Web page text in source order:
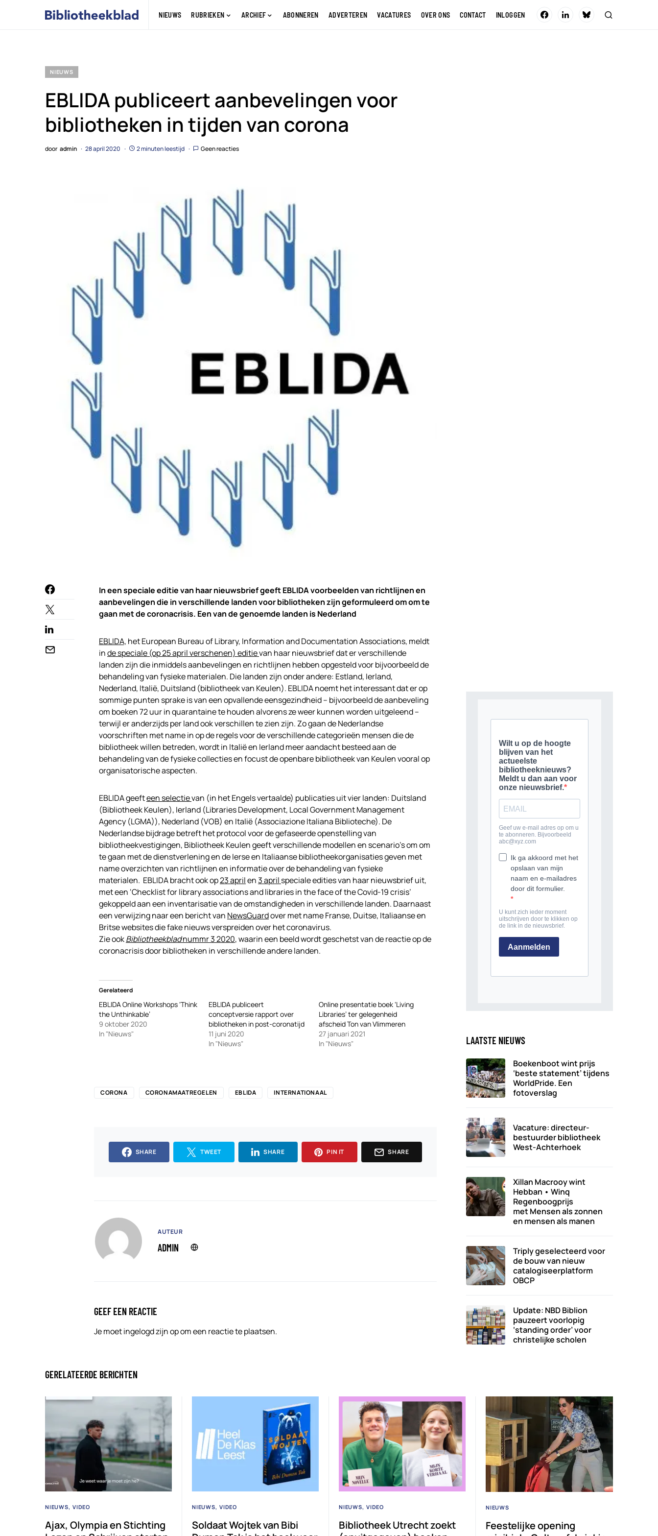
NIEUWS RUBRIEKEN ARCHIEF ABONNEREN ADVERTEREN VACATURES OVER ONS CONTACT INLOGGEN
NIEUWS
EBLIDA publiceert aanbevelingen voor
bibliotheken in tijden van corona
door admin 28 april 2020 2 minuten leestijd Geen reacties
In een speciale editie van haar nieuwsbrief geeft EBLIDA voorbeelden van richtlijnen en
aanbevelingen die in verschillende landen voor bibliotheken zijn geformuleerd om om te
gaan met de coronacrisis. Een van de genoemde landen is Nederland
EBLIDA, het European Bureau of Library, Information and Documentation Associations, meldt
inde speciale (op 25 april verschenen) editievan haar nieuwsbrief dat er verschillende
landen zijn die inmiddels aanbevelingen en richtlijnen hebben opgesteld voor bijvoorbeeld de
behandeling van fysieke materialen. Die landen zijn onder andere: Estland, Ierland,
Nederland, Italië, Duitsland (bibliotheek van Keulen). EBLIDA noemt het interessant dat er op
sommige punten sprake is van een opvallende eensgezindheid – bijvoorbeeld de aanbeveling
om boeken 72 uur in quarantaine te houden alvorens ze weer kunnen worden uitgeleend –
terwijl er anderzijds per land ook verschillen te zien zijn. Zo gaan de Nederlandse
voorschriften met name in op de regels voor de verschillende categorieën mensen die de
bibliotheek willen betreden, wordt in Italië en Ierland meer aandacht besteed aan de
behandeling van de fysieke collecties en focust de openbare bibliotheek van Keulen vooral op
organisatorische aspecten.
EBLIDA geefteen selectievan (in het Engels vertaalde) publicaties uit vier landen: Duitsland
(Bibliotheek Keulen), Ierland (Libraries Development, Local Government Management
Agency (LGMA)), Nederland (VOB) en Italië (Associazione Italiana Biblioteche). De
Nederlandse bijdrage betreft het protocol voor de gefaseerde openstelling van
bibliotheekvestigingen, Bibliotheek Keulen geeft verschillende modellen en scenario’s om om
te gaan met de dienstverlening en de Ierse en Italiaanse bibliotheekorganisaties geven met
name overzichten van richtlijnen en informatie over de behandeling van fysieke
materialen. EBLIDA bracht ook op23 aprilen3 april speciale edities van haar nieuwsbrief uit,
met een ‘Checklist for library associations and libraries in the face of the Covid-19 crisis’
gekoppeld aan een inventarisatie van de omstandigheden in verschillende landen. Daarnaast
een verwijzing naar een bericht van NewsGuardover met name Franse, Duitse, Italiaanse en
Britse websites die fake nieuws verspreiden over het coronavirus.
Zie ookBibliotheekbladnummr 3 2020, waarin een beeld wordt geschetst van de reactie op de
coronacrisis door bibliotheken in verschillende andere landen.
Gerelateerd
EBLIDA Online Workshops ‘Think
the Unthinkable’
9 oktober 2020
In "Nieuws"
EBLIDA publiceert
conceptversie rapport over
bibliotheken in post-coronatijd
11 juni 2020
In "Nieuws"
Online presentatie boek ‘Living
Libraries’ ter gelegenheid
afscheid Ton van Vlimmeren
27 januari 2021
In "Nieuws"
CORONA CORONAMAATREGELEN EBLIDA INTERNATIONAAL
SHARE TWEET SHARE PIN IT SHARE
AUTEUR
ADMIN
GEEF EEN REACTIE
Je moetingelogd zijn opom een reactie te plaatsen.
LAATSTE NIEUWS
Boekenboot wint prijs
‘beste statement’ tijdens
WorldPride. Een
fotoverslag
Vacature: directeur-
bestuurder bibliotheek
West-Achterhoek
Xillan Macrooy wint
Hebban • Winq
Regenboogprijs
met Mensen als zonnen
en mensen als manen
Triply geselecteerd voor
de bouw van nieuw
catalogiseerplatform
OBCP
Update: NBD Biblion
pauzeert voorlopig
‘standing order’ voor
christelijke scholen
GERELATEERDE BERICHTEN
NIEUWS VIDEO
Ajax, Olympia en Stichting
NIEUWS VIDEO
Soldaat Wojtek van Bibi
NIEUWS VIDEO
Bibliotheek Utrecht zoekt
NIEUWS
Feestelijke opening